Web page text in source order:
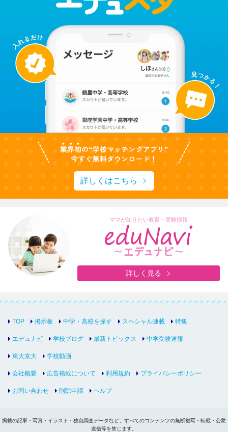
詳しくはこちら
ママが知りたい教育・受験情報
詳しく見る
TOP 掲示板 中学・高校を探す スペシャル連載 特集
エデュナビ 学校ブログ 最新トピックス 中学受験速報
東大京大 学校動画
会社概要 広告掲載について 利用規約 プライバシーポリシー
お問い合わせ 削除申請 ヘルプ
掲載の記事・写真・イラスト・独自調査データなど、すべてのコンテンツの無断複写・転載・公衆
送信等を禁じます。